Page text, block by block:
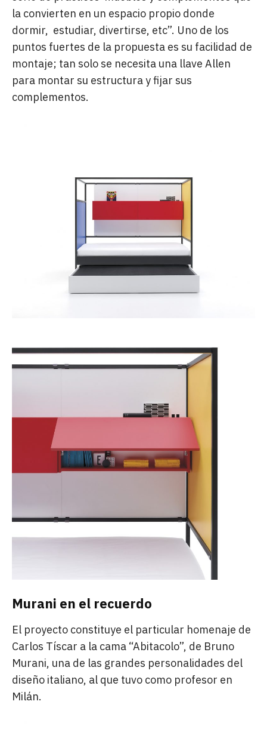
la convierten en un espacio propio donde
dormir, estudiar, divertirse, etc”. Uno de los
puntos fuertes de la propuesta es su facilidad de
montaje; tan solo se necesita una llave Allen
para montar su estructura y fijar sus
complementos.
Murani en el recuerdo
El proyecto constituye el particular homenaje de
Carlos Tíscar a la cama “Abitacolo”, de Bruno
Murani, una de las grandes personalidades del
diseño italiano, al que tuvo como profesor en
Milán.